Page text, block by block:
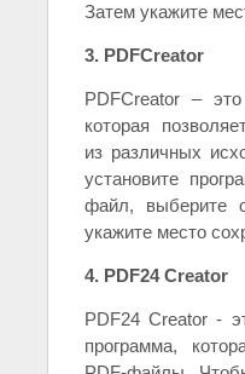
Затем укажите
3. PDFCreator
PDFCreator –
которая
из различных
установите
файл, выберите
укажите место
4. PDF24 Creator
PDF24 Creator -
программа,